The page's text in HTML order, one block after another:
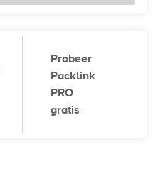
Probeer
Packlink
PRO
gratis